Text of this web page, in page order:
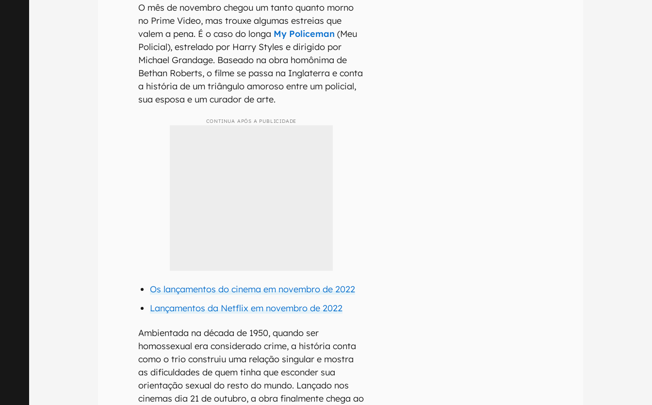
O mês de novembro chegou um tanto quanto morno
no Prime Video, mas trouxe algumas estreias que
valem a pena. É o caso do longa My Policeman (Meu
Policial), estrelado por Harry Styles e dirigido por
Michael Grandage. Baseado na obra homônima de
Bethan Roberts, o filme se passa na Inglaterra e conta
a história de um triângulo amoroso entre um policial,
sua esposa e um curador de arte.
CONTINUA APÓS A PUBLICIDADE
Os lançamentos do cinema em novembro de 2022
Lançamentos da Netflix em novembro de 2022
Ambientada na década de 1950, quando ser
homossexual era considerado crime, a história conta
como o trio construiu uma relação singular e mostra
as dificuldades de quem tinha que esconder sua
orientação sexual do resto do mundo. Lançado nos
cinemas dia 21 de outubro, a obra finalmente chega ao